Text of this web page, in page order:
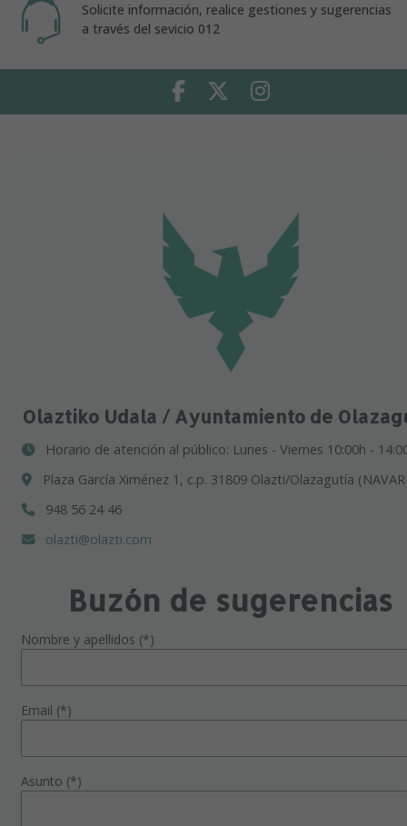
Solicite información, realice gestiones y sugerencias
a través del sevicio 012
Facebook Twitter Instagram
Olaztiko Udala / Ayuntamiento de
Horario de atención al público: Lunes - Viernes 10:00h -
Plaza García Ximénez 1, c.p. 31809 Olazti/Olazagutía
948 56 24 46
olazti@olazti.com
Buzón de sugerencias
Nombre y apellidos (*)
Email (*)
Asunto (*)